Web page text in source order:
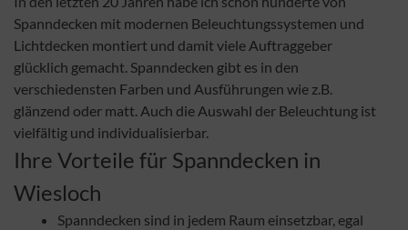
Spanndecken mit modernen Beleuchtungssystemen und
Lichtdecken montiert und damit viele Auftraggeber
glücklich gemacht. Spanndecken gibt es in den
verschiedensten Farben und Ausführungen wie z.B.
glänzend oder matt. Auch die Auswahl der Beleuchtung ist
vielfältig und individualisierbar.
Ihre Vorteile für Spanndecken in
Wiesloch
Spanndecken sind in jedem Raum einsetzbar, egal